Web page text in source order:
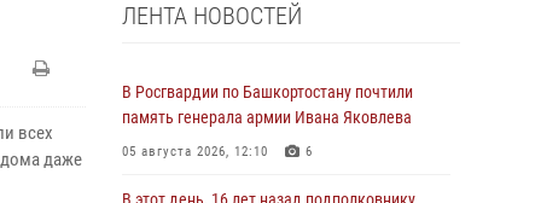
всех
даже
ЛЕНТА НОВОСТЕЙ
В Росгвардии по Башкортостану почтили
память генерала армии Ивана Яковлева
05 августа 2026, 12:10 6